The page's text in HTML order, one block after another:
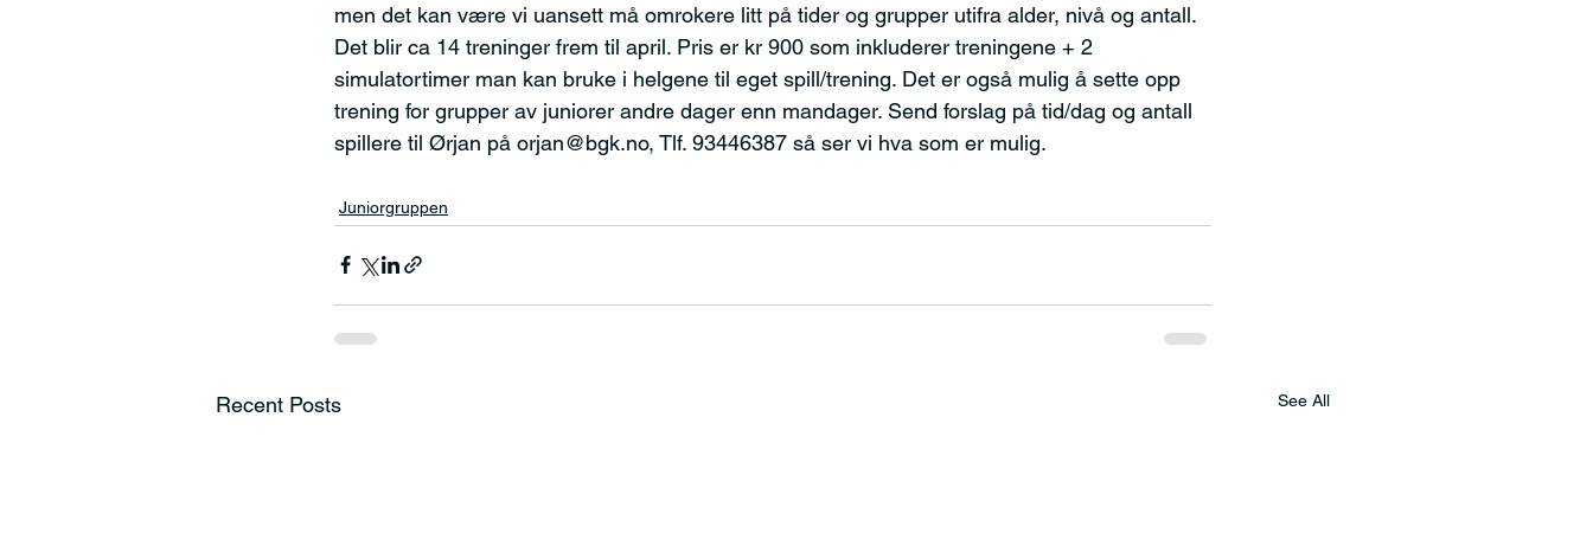
men det kan være vi uansett må omrokere litt på tider og grupper utifra alder, nivå og antall.
Det blir ca 14 treninger frem til april. Pris er kr 900 som inkluderer treningene + 2
simulatortimer man kan bruke i helgene til eget spill/trening. Det er også mulig å sette opp
trening for grupper av juniorer andre dager enn mandager. Send forslag på tid/dag og antall
spillere til Ørjan på orjan@bgk.no, Tlf. 93446387 så ser vi hva som er mulig.
Juniorgruppen
Recent Posts See All